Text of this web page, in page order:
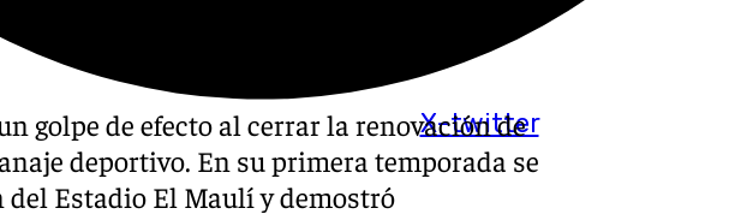
X-twitter
golpe de efecto al cerrar la renovación de
deportivo. En su primera temporada se
del Estadio El Maulí y demostró